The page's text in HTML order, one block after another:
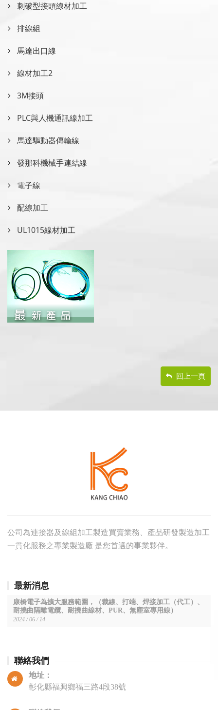
刺破型接頭線材加工
排線組
馬達出口線
線材加工2
3M接頭
PLC與人機通訊線加工
馬達驅動器傳輸線
發那科機械手連結線
電子線
配線加工
UL1015線材加工
回上一頁
公司為連接器及線組加工製造買賣業務、產品研發製造加工
一貫化服務之專業製造廠 是您首選的事業夥伴。
最新消息
康橋電子為擴大服務範圍，（裁線、打端、焊接加工（代工）、
耐撓曲隔離電纜、耐撓曲線材、PUR、無塵室專用線）
2024 / 06 / 14
聯絡我們
地址：
彰化縣福興鄉福三路4段38號